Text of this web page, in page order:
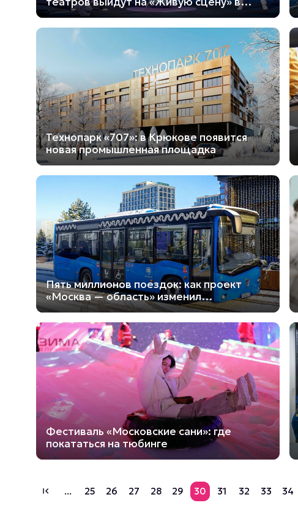
Москве
Технопарк «707»: в Крюкове появится
новая промышленная площадка
Пять миллионов поездок: как проект
«Москва — область» изменил
пригородные маршруты
Фестиваль «Московские сани»: где
покататься на тюбинге
first_page ... 25 26 27 28 29 30 31 32 33 34